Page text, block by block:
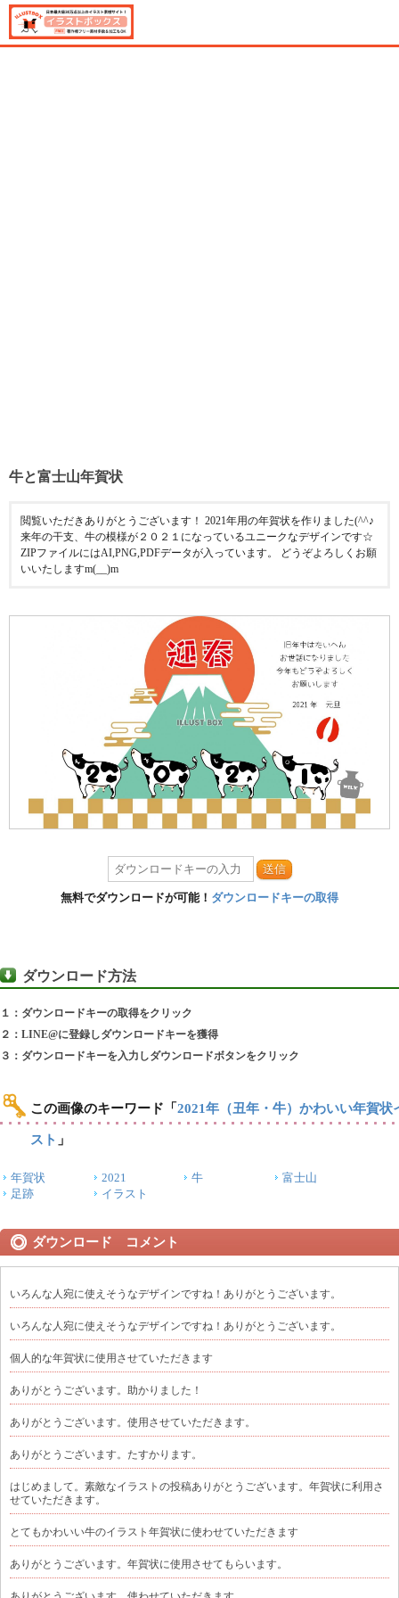
牛と富士山年賀状
閲覧いただきありがとうございます！ 2021年用の年賀状を作りました(^^♪
来年の干支、牛の模様が２０２１になっているユニークなデザインです☆
ZIPファイルにはAI,PNG,PDFデータが入っています。 どうぞよろしくお願
いいたしますm(__)m
送信
無料でダウンロードが可能！ ダウンロードキーの取得
ダウンロード方法
１：ダウンロードキーの取得をクリック
２：LINE@に登録しダウンロードキーを獲得
３：ダウンロードキーを入力しダウンロードボタンをクリック
この画像のキーワード 「 2021年（丑年・牛）かわいい年賀状
スト 」
年賀状 2021 牛
富士山
足跡
イラスト
ダウンロード コメント
いろんな人宛に使えそうなデザインですね！ありがとうございます。
いろんな人宛に使えそうなデザインですね！ありがとうございます。
個人的な年賀状に使用させていただきます
ありがとうございます。助かりました！
ありがとうございます。使用させていただきます。
ありがとうございます。たすかります。
はじめまして。素敵なイラストの投稿ありがとうございます。年賀状に利用さ
せていただきます。
とてもかわいい牛のイラスト年賀状に使わせていただきます
ありがとうございます。年賀状に使用させてもらいます。